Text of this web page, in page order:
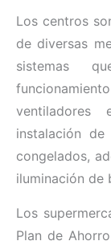
Los centros
de diversas
sistemas
instalación
congelados,
iluminación de
Los
Plan de